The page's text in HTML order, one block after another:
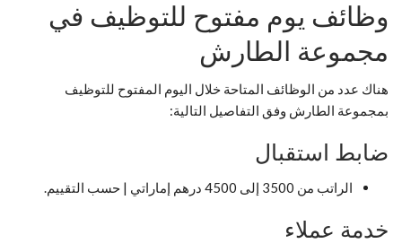
وظائف يوم مفتوح للتوظيف في
مجموعة الطارش
هناك عدد من الوظائف المتاحة خلال اليوم المفتوح للتوظيف
بمجموعة الطارش وفق التفاصيل التالية:
ضابط استقبال
الراتب من 3500 إلى 4500 درهم إماراتي | حسب التقييم.
خدمة عملاء